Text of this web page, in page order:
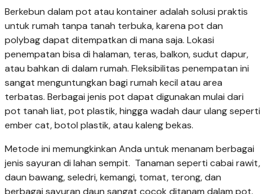
Berkebun dalam pot atau kontainer adalah solusi praktis
untuk rumah tanpa tanah terbuka, karena pot dan
polybag dapat ditempatkan di mana saja. Lokasi
penempatan bisa di halaman, teras, balkon, sudut dapur,
atau bahkan di dalam rumah. Fleksibilitas penempatan ini
sangat menguntungkan bagi rumah kecil atau area
terbatas. Berbagai jenis pot dapat digunakan mulai dari
pot tanah liat, pot plastik, hingga wadah daur ulang seperti
ember cat, botol plastik, atau kaleng bekas.
Metode ini memungkinkan Anda untuk menanam berbagai
jenis sayuran di lahan sempit. Tanaman seperti cabai rawit,
daun bawang, seledri, kemangi, tomat, terong, dan